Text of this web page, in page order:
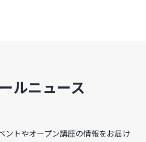
ルニュース
ントやオープン講座の情報をお届け